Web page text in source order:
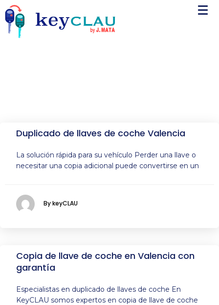
Duplicado de llaves de coche Valencia
La solución rápida para su vehículo Perder una llave o
necesitar una copia adicional puede convertirse en un
By keyCLAU
Copia de llave de coche en Valencia con
garantía
Especialistas en duplicado de llaves de coche En
KeyCLAU somos expertos en copia de llave de coche